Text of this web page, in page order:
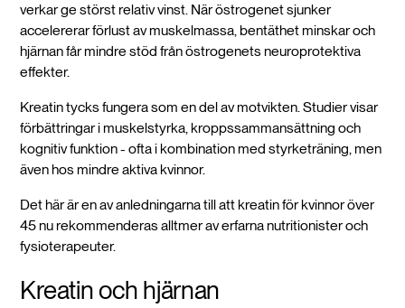
verkar ge störst relativ vinst. När östrogenet sjunker
accelererar förlust av muskelmassa, bentäthet minskar och
hjärnan får mindre stöd från östrogenets neuroprotektiva
effekter.
Kreatin tycks fungera som en del av motvikten. Studier visar
förbättringar i muskelstyrka, kroppssammansättning och
kognitiv funktion - ofta i kombination med styrketräning, men
även hos mindre aktiva kvinnor.
Det här är en av anledningarna till att kreatin för kvinnor över
45 nu rekommenderas alltmer av erfarna nutritionister och
fysioterapeuter.
Kreatin och hjärnan